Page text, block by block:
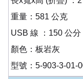
重量：581 公克
USB 線 ：150 公分
顏色：板岩灰
型號：5-903-3-01-